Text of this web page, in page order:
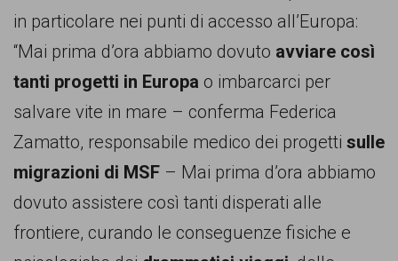
associazioni
movimenti
battono
in particolare nei punti di accesso all’Europa:
“Mai prima d’ora abbiamo dovuto avviare così
tanti progetti in Europa o imbarcarci per
salvare vite in mare – conferma Federica
Zamatto, responsabile medico dei progetti sulle
migrazioni di MSF – Mai prima d’ora abbiamo
dovuto assistere così tanti disperati alle
frontiere, curando le conseguenze fisiche e